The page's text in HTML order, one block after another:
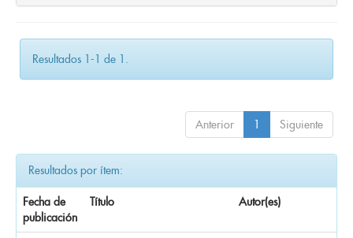
Resultados 1-1 de 1.
Anterior 1 Siguiente
Resultados por ítem:
Fecha de
publicación
Título Autor(es)